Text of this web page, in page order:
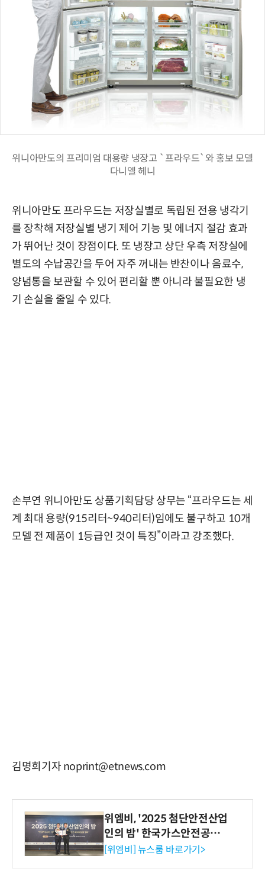
위니아만도의 프리미엄 대용량 냉장고 `프라우드`와 홍보 모델
다니엘 헤니
위니아만도 프라우드는 저장실별로 독립된 전용 냉각기
를 장착해 저장실별 냉기 제어 기능 및 에너지 절감 효과
가 뛰어난 것이 장점이다. 또 냉장고 상단 우측 저장실에
별도의 수납공간을 두어 자주 꺼내는 반찬이나 음료수,
양념통을 보관할 수 있어 편리할 뿐 아니라 불필요한 냉
기 손실을 줄일 수 있다.
손부연 위니아만도 상품기획담당 상무는 “프라우드는 세
계 최대 용량(915리터~940리터)임에도 불구하고 10개
모델 전 제품이 1등급인 것이 특징”이라고 강조했다.
김명희기자 noprint@etnews.com
위엠비, '2025 첨단안전산업
인의 밤' 한국가스안전공사
사장상 수상
[위엠비] 뉴스룸 바로가기>